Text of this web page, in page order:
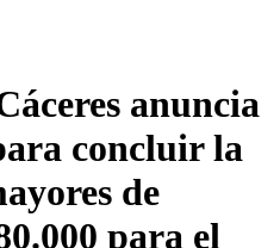
anuncia
concluir la
de
para el